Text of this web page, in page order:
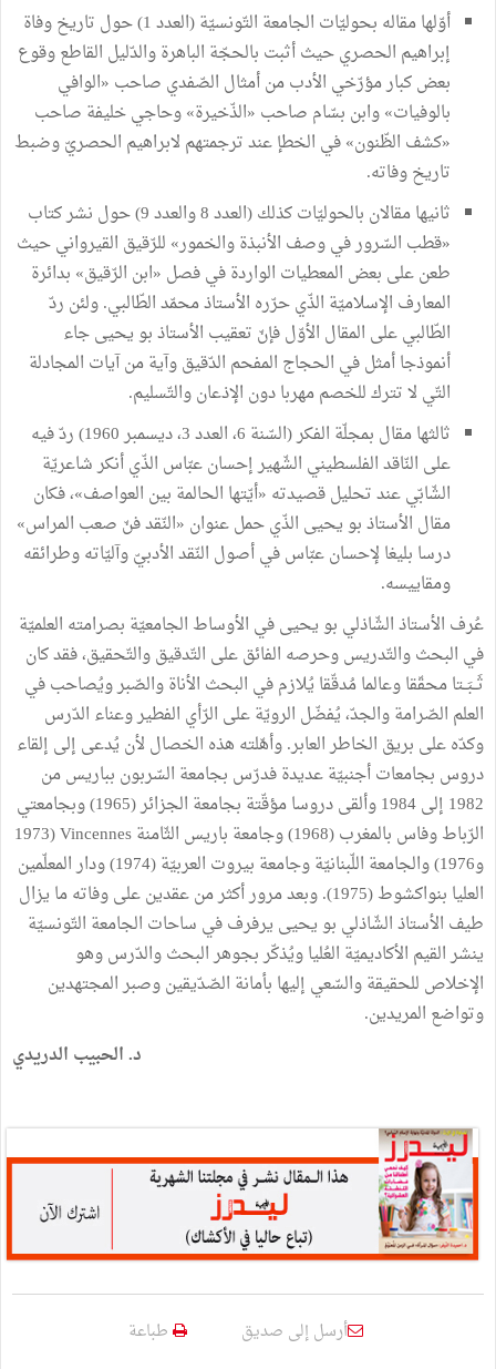
أوّلها مقاله بحوليّات الجامعة التّونسيّة (العدد 1) حول تاريخ وفاة
إبراهيم الحصري حيث أثبت بالحجّة الباهرة والدّليل القاطع وقوع
بعض كبار مؤرّخي الأدب من أمثال الصّفدي صاحب «الوافي
بالوفيات» وابن بسّام صاحب «الذّخيرة» وحاجي خليفة صاحب
«كشف الظّنون» في الخطإ عند ترجمتهم لابراهيم الحصريّ وضبط
تاريخ وفاته.
ثانيها مقالان بالحوليّات كذلك (العدد 8 والعدد 9) حول نشر كتاب
«قطب السّرور في وصف الأنبذة والخمور» للرّقيق القيرواني حيث
طعن على بعض المعطيات الواردة في فصل «ابن الرّقيق» بدائرة
المعارف الإسلاميّة الذّي حرّره الأستاذ محمّد الطّالبي. ولئن ردّ
الطّالبي على المقال الأوّل فإنّ تعقيب الأستاذ بو يحيى جاء
أنموذجا أمثل في الحجاج المفحم الدّقيق وآية من آيات المجادلة
التّي لا تترك للخصم مهربا دون الإذعان والتّسليم.
ثالثها مقال بمجلّة الفكر (السّنة 6، العدد 3، ديسمبر 1960) ردّ فيه
على النّاقد الفلسطيني الشّهير إحسان عبّاس الذّي أنكر شاعريّة
الشّابّي عند تحليل قصيدته «أيّتها الحالمة بين العواصف»، فكان
مقال الأستاذ بو يحيى الذّي حمل عنوان «النّقد فنّ صعب المراس»
درسا بليغا لإحسان عبّاس في أصول النّقد الأدبيّ وآليّاته وطرائقه
ومقاييسه.
عُرف الأستاذ الشّاذلي بو يحيى في الأوساط الجامعيّة بصرامته العلميّة
في البحث والتّدريس وحرصه الفائق على التّدقيق والتّحقيق، فقد كان
ثَــبَــتا محقّقا وعالما مُدقّقا يُلازم في البحث الأناة والصّبر ويُصاحب في
العلم الصّرامة والجدّ، يُفضّل الرويّة على الرّأي الفطير وعناء الدّرس
وكدّه على بريق الخاطر العابر. وأهّلته هذه الخصال لأن يُدعى إلى إلقاء
دروس بجامعات أجنبيّة عديدة فدرّس بجامعة السّربون بباريس من
1982 إلى 1984 وألقى دروسا مؤقّتة بجامعة الجزائر (1965) وبجامعتي
الرّباط وفاس بالمغرب (1968) وجامعة باريس الثّامنة Vincennes (1973
و1976) والجامعة اللّبنانيّة وجامعة بيروت العربيّة (1974) ودار المعلّمين
العليا بنواكشوط (1975). وبعد مرور أكثر من عقدين على وفاته ما يزال
طيف الأستاذ الشّاذلي بو يحيى يرفرف في ساحات الجامعة التّونسيّة
ينشر القيم الأكاديميّة العُليا ويُذكّر بجوهر البحث والدّرس وهو
الإخلاص للحقيقة والسّعي إليها بأمانة الصّدّيقين وصبر المجتهدين
وتواضع المريدين.
د. الحبيب الدريدي
أرسل إلى صديق طباعة